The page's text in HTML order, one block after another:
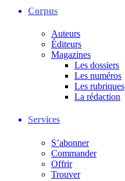
Corpus
Auteurs
Éditeurs
Magazines
Les dossiers
Les numéros
Les rubriques
La rédaction
Services
S’abonner
Commander
Offrir
Trouver